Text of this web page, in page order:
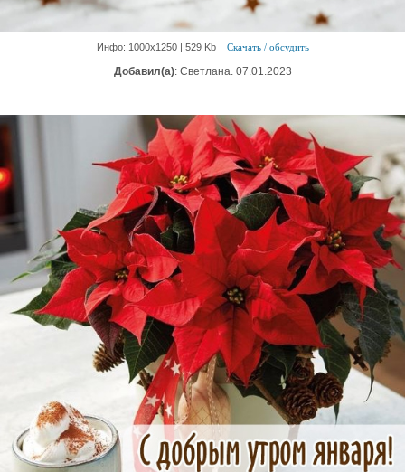
Инфо: 1000х1250 | 529 Kb Скачать / обсудить
Добавил(а): Светлана. 07.01.2023